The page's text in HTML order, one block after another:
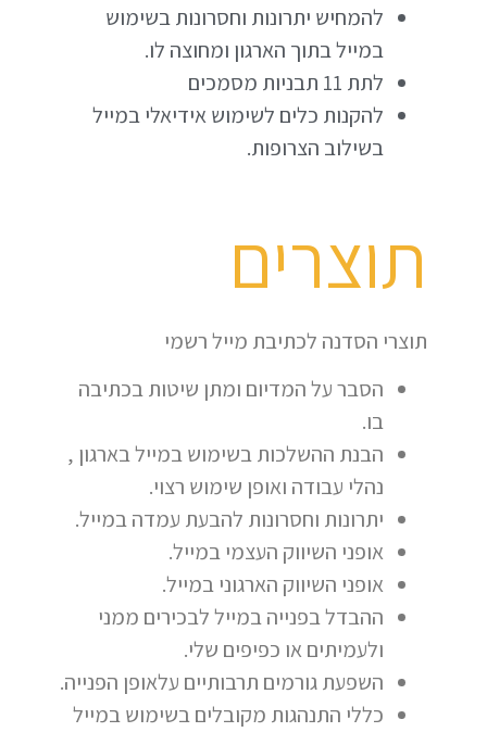
להמחיש יתרונות וחסרונות בשימוש
במייל בתוך הארגון ומחוצה לו.
לתת 11 תבניות מסמכים
להקנות כלים לשימוש אידיאלי במייל
בשילוב הצרופות.
תוצרי הסדנה לכתיבת מייל רשמי
הסבר על המדיום ומתן שיטות בכתיבה
בו.
הבנת ההשלכות בשימוש במייל בארגון ,
נהלי עבודה ואופן שימוש רצוי.
יתרונות וחסרונות להבעת עמדה במייל.
אופני השיווק העצמי במייל.
אופני השיווק הארגוני במייל.
ההבדל בפנייה במייל לבכירים ממני
ולעמיתים או כפיפים שלי.
השפעת גורמים תרבותיים עלאופן הפנייה.
כללי התנהגות מקובלים בשימוש במייל
תוצרים